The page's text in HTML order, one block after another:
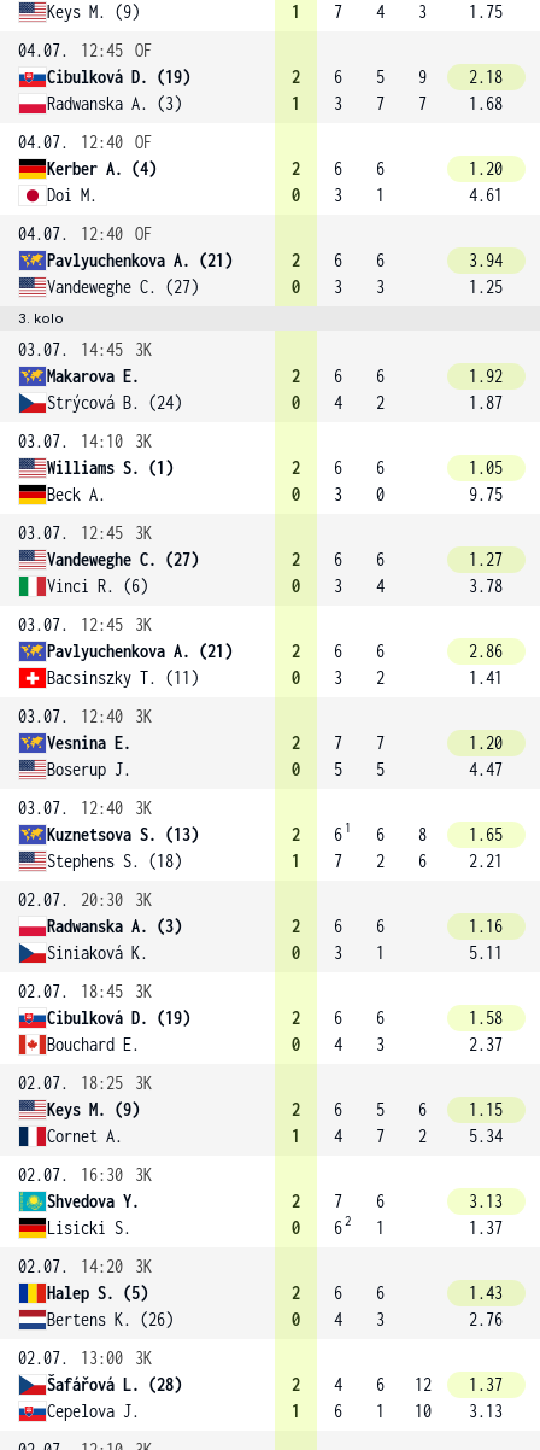
Keys M. (9)
1
7
4
3
1.75
04.07.
12:45 OF
Cibulková D. (19)
Radwanska A. (3)
2
1
6
3
5
7
9
7
2.18
1.68
04.07.
12:40 OF
Kerber A. (4)
Doi M.
2
0
6
3
6
1
1.20
4.61
04.07.
12:40 OF
Pavlyuchenkova A. (21)
Vandeweghe C. (27)
2
0
6
3
6
3
3.94
1.25
3. kolo
03.07. 14:45
3K
Makarova E.
Strýcová B. (24)
2
0
6
4
6
2
1.92
1.87
03.07.
14:10
3K
Williams S. (1)
Beck A.
2
0
6
3
6
0
1.05
9.75
03.07.
12:45
3K
Vandeweghe C. (27)
Vinci R. (6)
2
0
6
3
6
4
1.27
3.78
03.07.
12:45
3K
Pavlyuchenkova A. (21)
Bacsinszky T. (11)
2
0
6
3
6
2
2.86
1.41
03.07.
12:40
3K
Vesnina E.
Boserup J.
2
0
7
5
7
5
1.20
4.47
03.07.
12:40
3K
Kuznetsova S. (13)
Stephens S. (18)
2
1
6 1
7
6
2
8
6
1.65
2.21
02.07.
20:30
3K
Radwanska A. (3)
Siniaková K.
2
0
6
3
6
1
1.16
5.11
02.07.
18:45
3K
Cibulková D. (19)
Bouchard E.
2
0
6
4
6
3
1.58
2.37
02.07.
18:25
3K
Keys M. (9)
Cornet A.
2
1
6
4
5
7
6
2
1.15
5.34
02.07.
16:30
3K
Shvedova Y.
Lisicki S.
2
0
7
62
6
1
3.13
1.37
02.07.
14:20
3K
Halep S. (5)
Bertens K. (26)
2
0
6
4
6
3
1.43
2.76
02.07.
13:00
3K
Šafářová L. (28)
Cepelova J.
2
1
4
6
6
1
12
10
1.37
3.13